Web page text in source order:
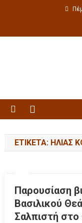
ΕΤΙΚΈΤΑ: ΗΛΊΑΣ
Παρουσίαση
Βασιλικού
Σαλπιστή στο